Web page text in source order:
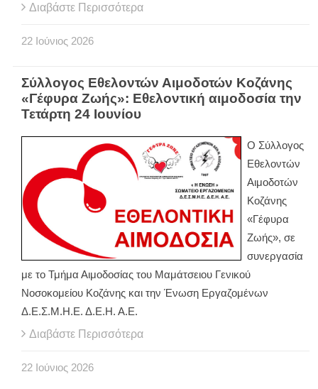
Διαβάστε Περισσότερα
22 Ιούνιος 2026
Σύλλογος Εθελοντών Αιμοδοτών Κοζάνης
«Γέφυρα Ζωής»: Εθελοντική αιμοδοσία την
Τετάρτη 24 Ιουνίου
Ο Σύλλογος
Εθελοντών
Αιμοδοτών
Κοζάνης
«Γέφυρα
Ζωής», σε
συνεργασία
με το Τμήμα Αιμοδοσίας του Μαμάτσειου Γενικού
Νοσοκομείου Κοζάνης και την Ένωση Εργαζομένων
Δ.Ε.Σ.Μ.Η.Ε. Δ.Ε.Η. Α.Ε.
Διαβάστε Περισσότερα
22 Ιούνιος 2026